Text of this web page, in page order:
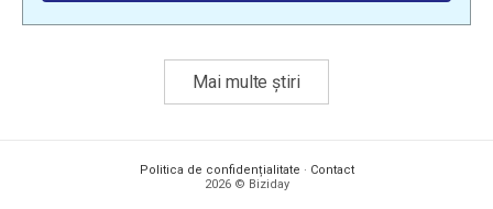
Mai multe știri
Politica de confidențialitate · Contact
2026 © Biziday